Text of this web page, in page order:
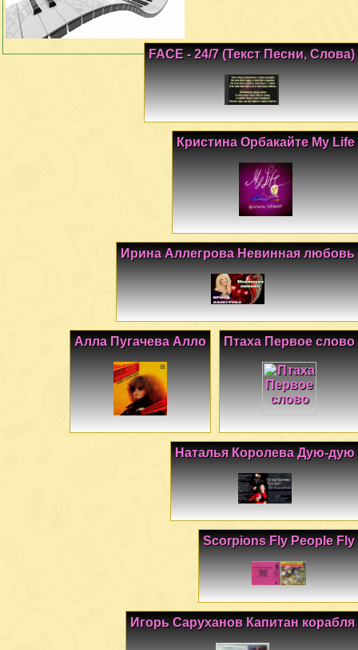
FACE - 24/7 (Текст Песни, Слова)
Кристина Орбакайте My Life
Ирина Аллегрова Невинная любовь
Птаха Первое слово
Алла Пугачева Алло
Наталья Королева Дую-дую
Scorpions Fly People Fly
Игорь Саруханов Капитан корабля